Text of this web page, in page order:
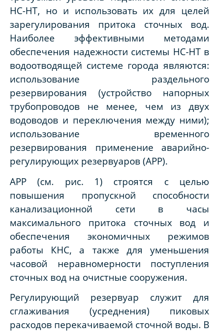
НС-НТ, но и использовать их для целей
зарегулирования притока сточных вод.
Наиболее эффективными методами
обеспечения надежности системы НС-НТ в
водоотводящей системе города являются:
использование раздельного
резервирования (устройство напорных
трубопроводов не менее, чем из двух
водоводов и переключения между ними);
использование временного
резервирования применение аварийно-
регулирующих резервуаров (АРР).
АРР (см. рис. 1) строятся с целью
повышения пропускной способности
канализационной сети в часы
максимального притока сточных вод и
обеспечения экономичных режимов
работы КНС, а также для уменьшения
часовой неравномерности поступления
сточных вод на очистные сооружения.
Регулирующий резервуар служит для
сглаживания (усреднения) пиковых
расходов перекачиваемой сточной воды. В